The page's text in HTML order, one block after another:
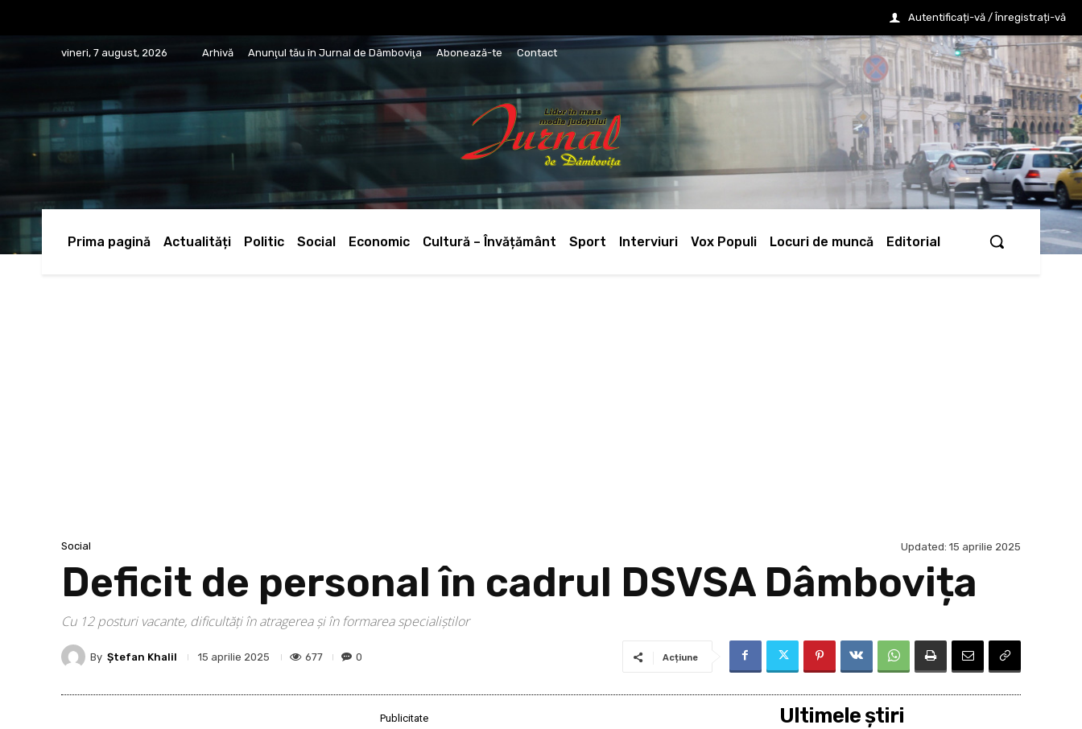
Autentificați-vă / Înregistrați-vă
vineri, 7 august, 2026 Arhivă Anunţul tău în Jurnal de Dâmboviţa Abonează-te Contact
Prima pagină Actualități Politic Social Economic Cultură – Învățământ Sport Interviuri Vox Populi Locuri de muncă Editorial
Social Updated: 15 aprilie 2025
Deficit de personal în cadrul DSVSA Dâmbovița
Cu 12 posturi vacante, dificultăți în atragerea și în formarea specialiștilor
By Ştefan Khalil 15 aprilie 2025 677 0 Acțiune
Publicitate Ultimele ştiri